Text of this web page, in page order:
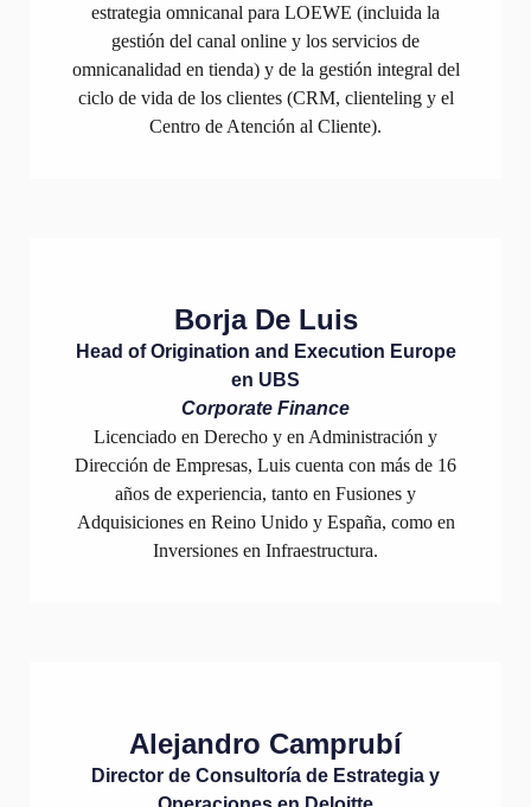
estrategia omnicanal para LOEWE (incluida la
gestión del canal online y los servicios de
omnicanalidad en tienda) y de la gestión integral del
ciclo de vida de los clientes (CRM, clienteling y el
Centro de Atención al Cliente).
Borja De Luis
Head of Origination and Execution Europe
en UBS
Corporate Finance
Licenciado en Derecho y en Administración y
Dirección de Empresas, Luis cuenta con más de 16
años de experiencia, tanto en Fusiones y
Adquisiciones en Reino Unido y España, como en
Inversiones en Infraestructura.
Alejandro Camprubí
Director de Consultoría de Estrategia y